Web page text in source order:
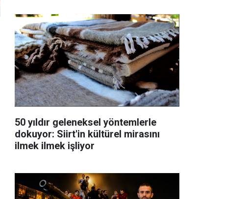
50 yıldır geleneksel yöntemlerle
dokuyor: Siirt'in kültürel mirasını
ilmek ilmek işliyor